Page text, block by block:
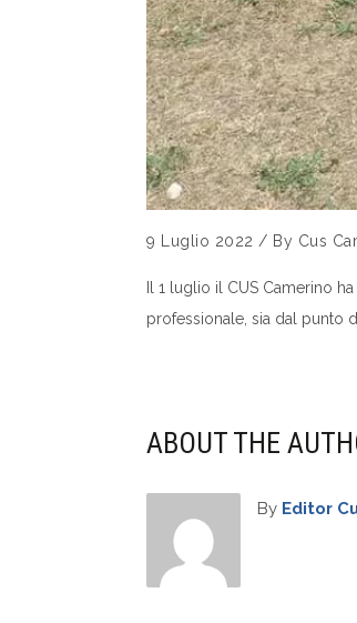
9 Luglio 2022 / By Cus
Il 1 luglio il CUS Camerino
professionale, sia dal punto
ABOUT THE
By Editor